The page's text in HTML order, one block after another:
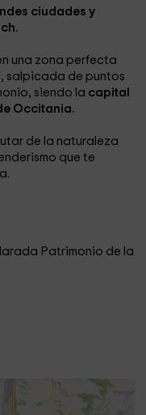
ciudades y
una zona perfecta
salpicada de puntos
siendo la capital
Occitania.
de la naturaleza
que te
Patrimonio de la